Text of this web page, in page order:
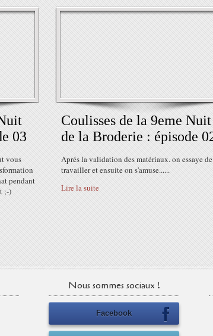
03
vous
pendant
;-)
Coulisses de la 9eme Nuit
de la Broderie : épisode
Aprés la validation des matériaux. on essaye
travailler et ensuite on s'amuse......
Lire la suite
Nous sommes sociaux !
Facebook